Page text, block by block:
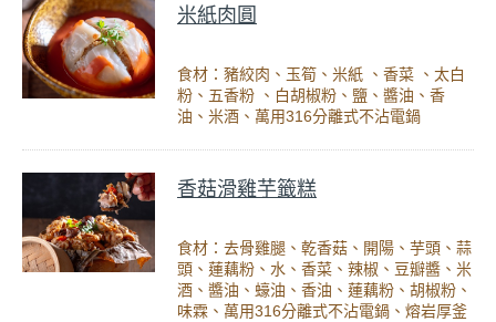
米紙肉圓
食材：豬絞肉、玉筍、米紙 、香菜 、太白
粉、五香粉 、白胡椒粉、鹽、醬油、香
油、米酒、萬用316分離式不沾電鍋
香菇滑雞芋籤糕
食材：去骨雞腿、乾香菇、開陽、芋頭、蒜
頭、蓮藕粉、水、香菜、辣椒、豆瓣醬、米
酒、醬油、蠔油、香油、蓮藕粉、胡椒粉、
味霖、萬用316分離式不沾電鍋、熔岩厚釜